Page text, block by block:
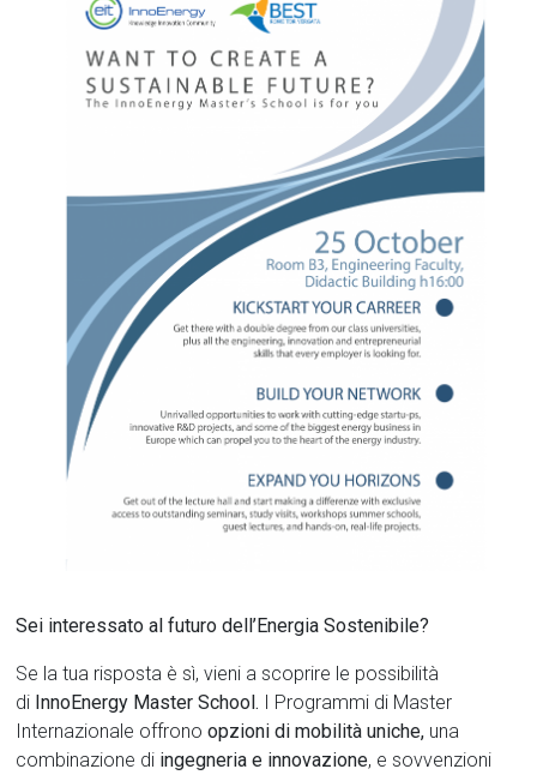
Sei interessato al futuro dell’Energia Sostenibile?
Se la tua risposta è sì, vieni a scoprire le possibilità
di InnoEnergy Master School. I Programmi di Master
Internazionale offronoopzioni di mobilità uniche, una
combinazione di ingegneria e innovazione, e sovvenzioni